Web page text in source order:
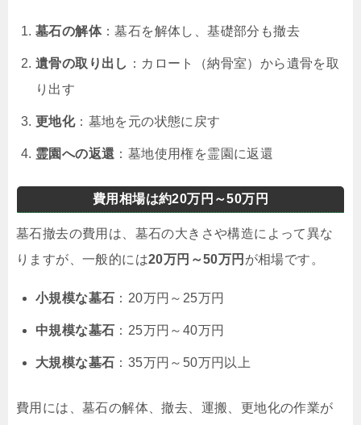
墓石の解体：墓石を解体し、基礎部分も撤去
遺骨の取り出し ：カロート（納骨室）から遺骨を取
り出す
更地化：墓地を元の状態に戻す
霊園への返還 ：墓地使用権を霊園に返還
費用相場は約20万円～50万円
墓石撤去の費用は、墓石の大きさや構造によって異な
りますが、一般的には20万円～50万円 が相場です。
小規模な墓石 ：20万円～25万円
中規模な墓石 ：25万円～40万円
大規模な墓石 ：35万円～50万円以上
費用には、墓石の解体、撤去、運搬、更地化の作業が